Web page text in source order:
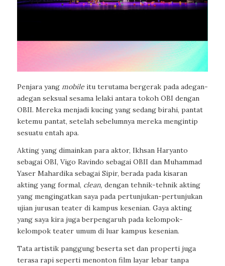
Penjara yang mobileitu terutama bergerak pada adegan-
adegan seksual sesama lelaki antara tokoh OBI dengan
OBII. Mereka menjadi kucing yang sedang birahi, pantat
ketemu pantat, setelah sebelumnya mereka mengintip
sesuatu entah apa.
Akting yang dimainkan para aktor, Ikhsan Haryanto
sebagai OBI, Vigo Ravindo sebagai OBII dan Muhammad
Yaser Mahardika sebagai Sipir, berada pada kisaran
akting yang formal, clean, dengan tehnik-tehnik akting
yang mengingatkan saya pada pertunjukan-pertunjukan
ujian jurusan teater di kampus kesenian. Gaya akting
yang saya kira juga berpengaruh pada kelompok-
kelompok teater umum di luar kampus kesenian.
Tata artistik panggung beserta set dan properti juga
terasa rapi seperti menonton film layar lebar tanpa